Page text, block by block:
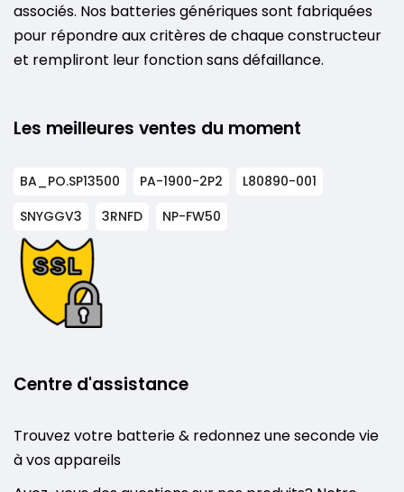
associés. Nos batteries génériques sont fabriquées
pour répondre aux critères de chaque constructeur
et rempliront leur fonction sans défaillance.
Les meilleures ventes du moment
BA_PO.SP13500 PA-1900-2P2
L80890-001
SNYGGV3
3RNFD NP-FW50
Centre d'assistance
Trouvez votre batterie & redonnez une seconde vie
à vos appareils